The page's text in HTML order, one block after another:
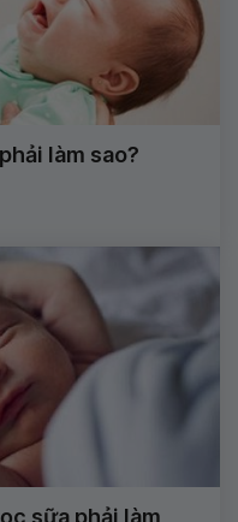
làm sao?
sữa phải làm